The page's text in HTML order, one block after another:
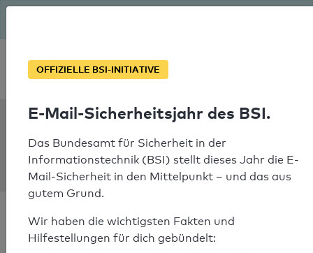
Soforthilfe bei Notfällen
scherer-
baustoffe.de
OFFIZIELLE BSI-INITIATIVE
E-Mail-Sicherheitsjahr des BSI.
Das Bundesamt für Sicherheit in der
Informationstechnik (BSI) stellt dieses Jahr die E-
Mail-Sicherheit in den Mittelpunkt – und das aus
gutem Grund.
Wir haben die wichtigsten Fakten und
Hilfestellungen für dich gebündelt: